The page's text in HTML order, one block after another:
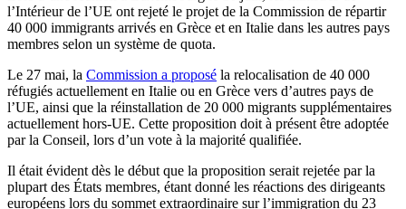
l’Intérieur de l’UE ont rejeté le projet de la Commission de répartir
40 000 immigrants arrivés en Grèce et en Italie dans les autres pays
membres selon un système de quota.
Le 27 mai, la Commission a proposé la relocalisation de 40 000
réfugiés actuellement en Italie ou en Grèce vers d’autres pays de
l’UE, ainsi que la réinstallation de 20 000 migrants supplémentaires
actuellement hors-UE. Cette proposition doit à présent être adoptée
par la Conseil, lors d’un vote à la majorité qualifiée.
Il était évident dès le début que la proposition serait rejetée par la
plupart des États membres, étant donné les réactions des dirigeants
européens lors du sommet extraordinaire sur l’immigration du 23